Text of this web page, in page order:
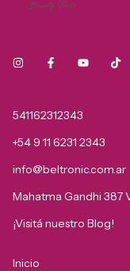
541162312343
+54 9 11 6231 2343
info@beltronic.com.ar
Mahatma Gandhi 387
¡Visitá nuestro Blog!
Inicio